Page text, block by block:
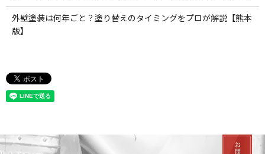
外壁塗装は何年ごと？塗り替えのタイミングをプロが解説【熊本
版】